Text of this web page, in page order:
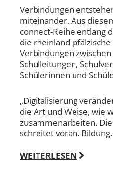
Verbindungen
miteinander. Aus
connect-Reihe entlang
die rheinland-
Verbindungen
Schulleitungen,
Schülerinnen und
„Digitalisierung
die Art und Weise, wie
zusammenarbeiten.
schreitet voran.
WEITERLESEN